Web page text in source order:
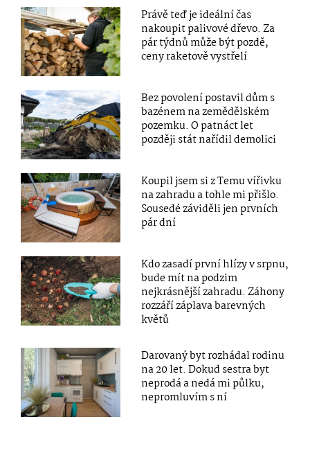
Právě teď je ideální čas
nakoupit palivové dřevo. Za
pár týdnů může být pozdě,
ceny raketově vystřelí
Bez povolení postavil dům s
bazénem na zemědělském
pozemku. O patnáct let
později stát nařídil demolici
Koupil jsem si z Temu vířivku
na zahradu a tohle mi přišlo.
Sousedé záviděli jen prvních
pár dní
Kdo zasadí první hlízy v srpnu,
bude mít na podzim
nejkrásnější zahradu. Záhony
rozzáří záplava barevných
květů
Darovaný byt rozhádal rodinu
na 20 let. Dokud sestra byt
neprodá a nedá mi půlku,
nepromluvím s ní